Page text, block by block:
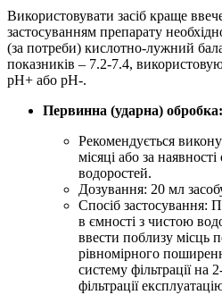
Використовувати засіб краще
застосуванням препарату
(за потреби) кислотно-лужний
показників – 7.2-7.4,
рН+ або рН-.
Первинна (ударна) обробка:
Рекомендується
місяці або за
водоростей.
Дозування: 20 мл
Спосіб застосування:
в ємності з чистою
ввести поблизу місць
рівномірного
систему фільтрації на
фільтрації